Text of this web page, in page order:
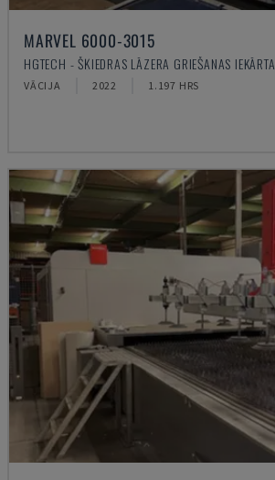
MARVEL 6000-3015
HGTECH - ŠĶIEDRAS LĀZERA GRIEŠANAS IEKĀRTA
VĀCIJA 2022 1.197 HRS